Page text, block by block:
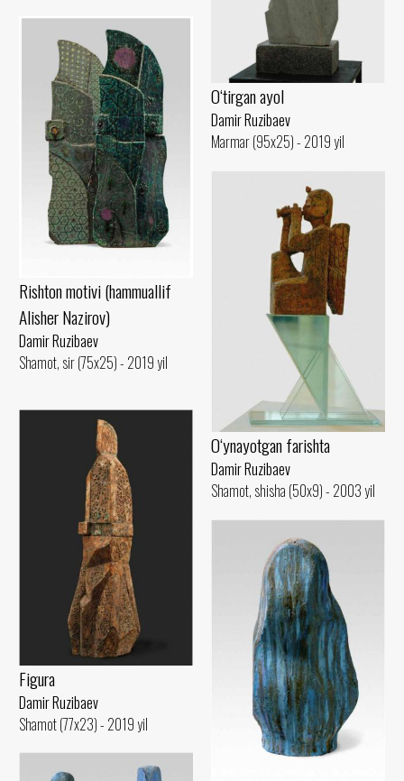
O‘tirgan ayol
Damir Ruzibaev
Marmar (95x25) - 2019 yil
Rishton motivi (hammuallif
Alisher Nazirov)
Damir Ruzibaev
Shamot, sir (75x25) - 2019 yil
O‘ynayotgan farishta
Damir Ruzibaev
Shamot, shisha (50x9) - 2003 yil
Figura
Damir Ruzibaev
Shamot (77x23) - 2019 yil